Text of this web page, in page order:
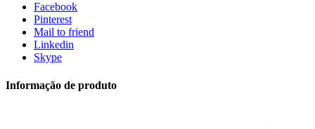
Facebook
Pinterest
Mail to friend
Linkedin
Skype
Informação de produto